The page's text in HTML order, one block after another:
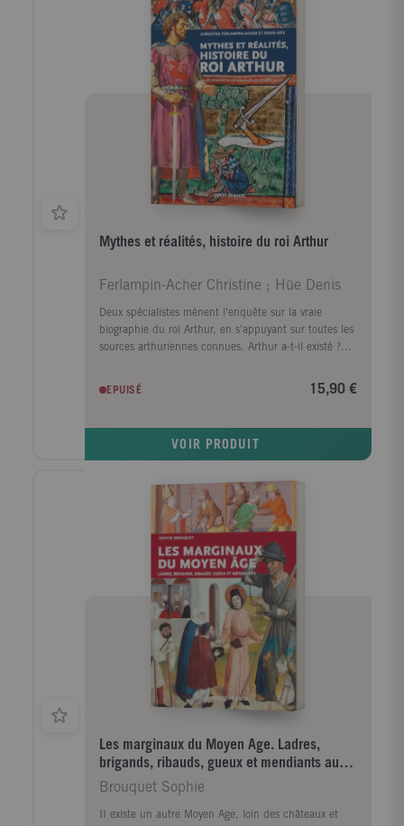
Mythes et réalités, histoire du roi Arthur
Ferlampin-Acher Christine ; Hüe Denis
Deux spécialistes mènent l'enquête sur la vraie
biographie du roi Arthur, en s'appuyant sur toutes les
sources arthuriennes connues. Arthur a-t-il existé ?
avant tout une figure légendaire portée par une
tradition littéraire ancienne. Après une introduction
les études arthuriennes, les deux chercheurs
de la vie d'Arthur, en précisant les traditions
divergentes. Outre la biographie d'Arthur (de sa
naissance par l'entremise de Merlin à sa mort ou
plutôt son départ pour Avalon), ils s'intéressent
également à ses rapports avec Merlin, avec Guenièvre,
EPUISÉ 15,90 €
VOIR PRODUIT
Les marginaux du Moyen Age. Ladres,
brigands, ribauds, gueux et mendiants au
Moyen Age
Brouquet Sophie
II existe un autre Moyen Age, loin des châteaux et